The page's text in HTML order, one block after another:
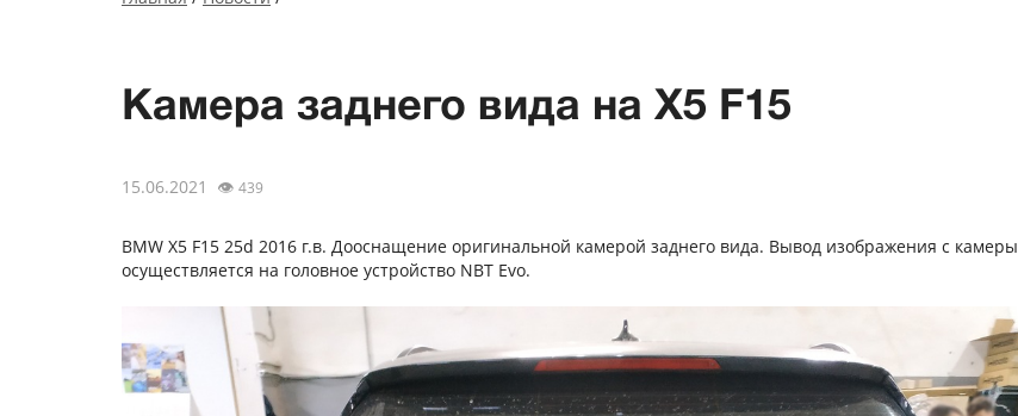
Камера заднего вида на X5 F15
15.06.2021 👁 439
BMW X5 F15 25d 2016 г.в. Дооснащение оригинальной камерой заднего вида. Вывод изображения с камеры
осуществляется на головное устройство NBT Evo.